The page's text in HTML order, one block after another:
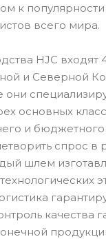
к
всего мира.
HJC входят
и Северной
они
основных
и бюджетного
спрос в
шлем
качества